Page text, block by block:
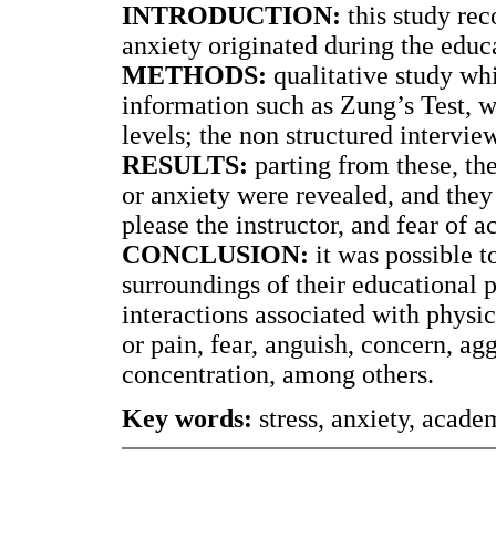
INTRODUCTION: this study
anxiety originated during the
METHODS: qualitative study
information such as Zung’s Test,
levels; the non structured
RESULTS: parting from these,
or anxiety were revealed, and
please the instructor, and fear of
CONCLUSION: it was possible
surroundings of their educational
interactions associated with
or pain, fear, anguish, concern,
concentration, among others.
Key words: stress, anxiety,